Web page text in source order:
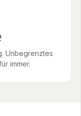
Unbegrenztes
immer.